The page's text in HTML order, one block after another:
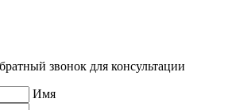
звонок для консультации
Имя